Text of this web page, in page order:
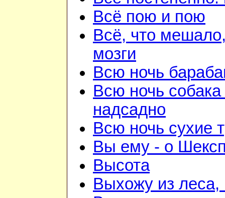
Всё пою и пою
Всё, что
мозги
Всю ночь
Всю ночь
надсадно
Всю ночь сухие
Вы ему - о
Высота
Выхожу из леса,